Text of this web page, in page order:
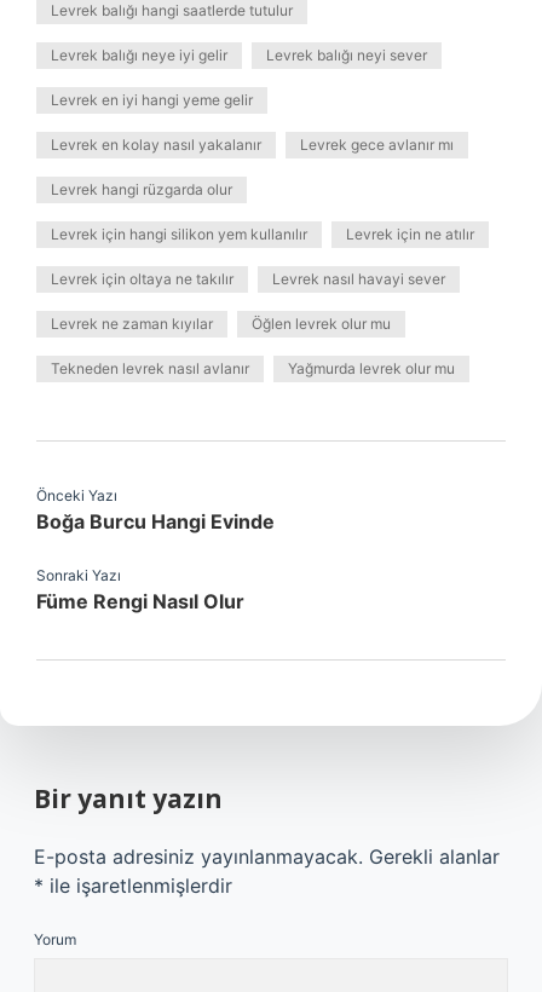
Levrek balığı hangi saatlerde tutulur
Levrek balığı neye iyi gelir Levrek balığı neyi sever
Levrek en iyi hangi yeme gelir
Levrek en kolay nasıl yakalanır Levrek gece avlanır mı
Levrek hangi rüzgarda olur
Levrek için hangi silikon yem kullanılır Levrek için ne atılır
Levrek için oltaya ne takılır Levrek nasıl havayi sever
Levrek ne zaman kıyılar Öğlen levrek olur mu
Tekneden levrek nasıl avlanır Yağmurda levrek olur mu
Önceki Yazı
Boğa Burcu Hangi Evinde
Sonraki Yazı
Füme Rengi Nasıl Olur
Bir yanıt yazın
E-posta adresiniz yayınlanmayacak. Gerekli alanlar
* ile işaretlenmişlerdir
Yorum